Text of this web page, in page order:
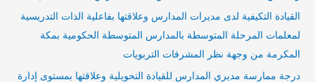
القيادة التكيفية لدى مديرات المدارس وعلاقتها بفاعلية الذات التدريسية
لمعلمات المرحلة المتوسطة بالمدارس المتوسطة الحكومية بمكة
المكرمة من وجهة نظر المشرفات التربويات
درجة ممارسة مديري المدارس للقيادة التحويلية وعلاقتها بمستوى إدارة